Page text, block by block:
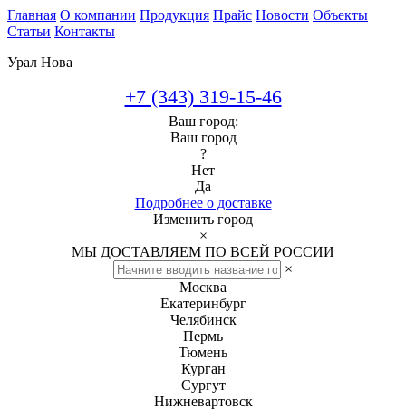
Главная О компании Продукция Прайс Новости Объекты
Статьи Контакты
Урал Нова
+7 (343) 319-15-46
Ваш город:
Ваш город
?
Нет
Да
Подробнее о доставке
Изменить город
×
МЫ ДОСТАВЛЯЕМ ПО ВСЕЙ РОССИИ
×
Москва
Екатеринбург
Челябинск
Пермь
Тюмень
Курган
Сургут
Нижневартовск